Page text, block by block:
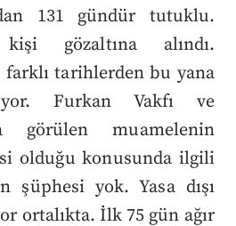
131 gündür tutuklu.
gözaltına alındı.
farklı tarihlerden bu yana
Furkan Vakfı ve
görülen muamelenin
olduğu konusunda ilgili
yok. Yasa dışı
ortalıkta. İlk 75 gün ağır